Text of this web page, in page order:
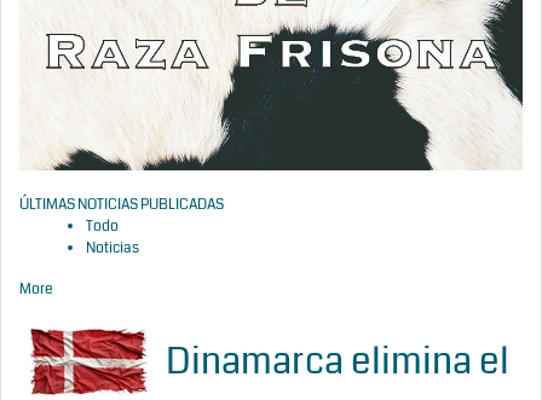
ÚLTIMAS NOTICIAS PUBLICADAS
Todo
Noticias
More
Dinamarca elimina el